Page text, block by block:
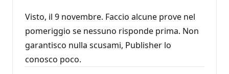
Visto, il 9 novembre. Faccio alcune prove nel
pomeriggio se nessuno risponde prima. Non
garantisco nulla scusami, Publisher lo
conosco poco.